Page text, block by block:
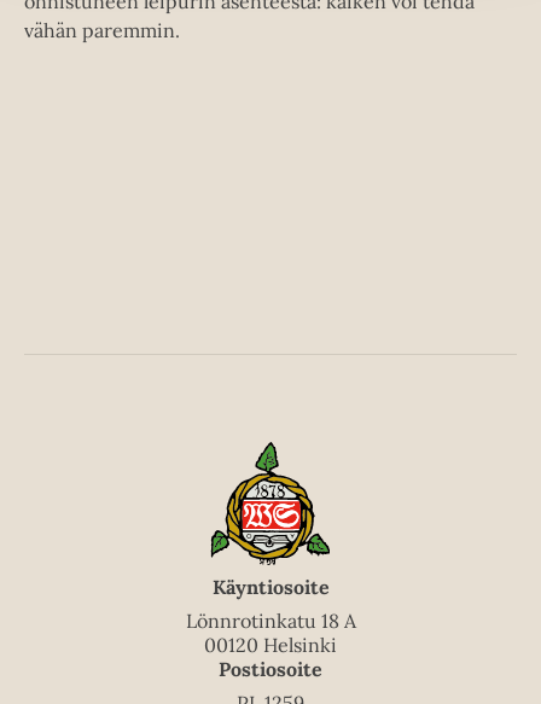
vähän paremmin.
Käyntiosoite
Lönnrotinkatu 18 A
00120 Helsinki
Postiosoite